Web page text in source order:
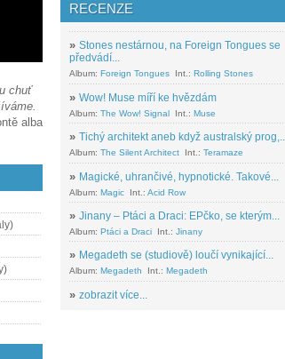
chuť
alba
RECENZE
» Stones nestárnou, na Foreign Tongues se
předvádí...
Album: Foreign Tongues Int.: Rolling Stones
» Wow! Muse míří ke hvězdám
Album: The Wow! Signal Int.: Muse
» Tichý architekt aneb když australský
Album: The Silent Architect Int.: Teramaze
» Magické, uhrančivé, hypnotické. Takové...
Album: Magic Int.: Acid Row
» Jinany – Ptáci a Draci: EPčko, se kterým...
Album: Ptáci a Draci Int.: Jinany
» Megadeth se (studiově) loučí vynikající...
Album: Megadeth Int.: Megadeth
» zobrazit více...